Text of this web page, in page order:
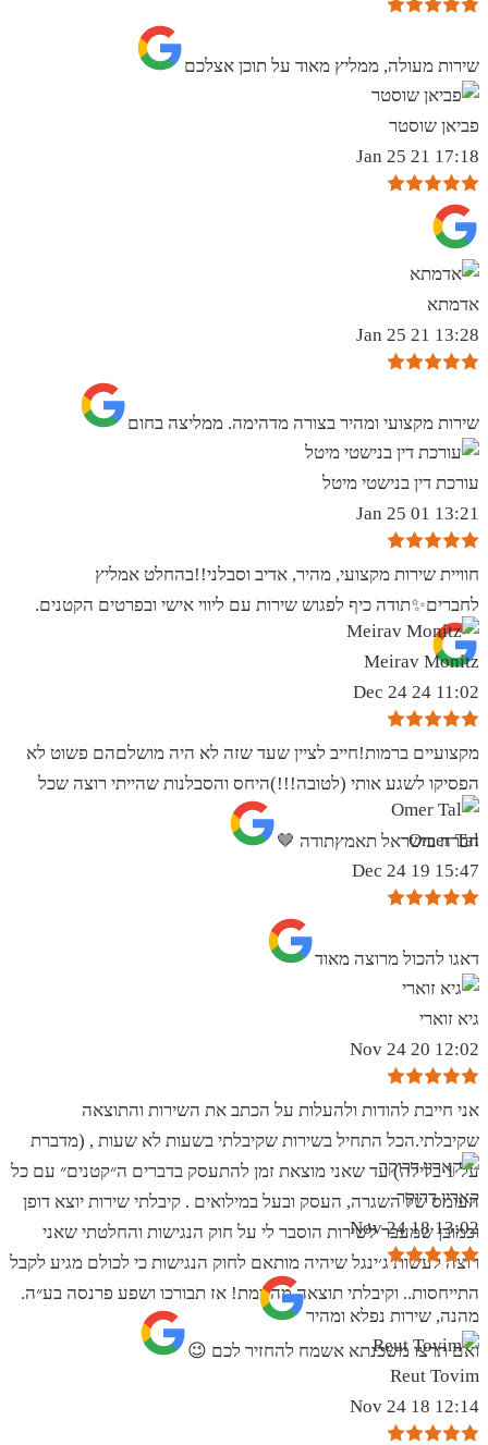
שירות מעולה, ממליץ מאוד על תוכן אצלכם
פביאן שוסטר
17:18 21 Jan 25
אדמתא
13:28 21 Jan 25
שירות מקצועי ומהיר בצורה מדהימה. ממליצה בחום
עורכת דין בנישטי מיטל
13:21 01 Jan 25
חוויית שירות מקצועי, מהיר, אדיב וסבלני!!בהחלט אמליץ
לחברים✨️תודה כיף לפגוש שירות עם ליווי אישי ובפרטים הקטנים.
Meirav Monitz
11:02 24 Dec 24
מקצועיים ברמות!חייב לציין שעד שזה לא היה מושלםהם פשוט לא
הפסיקו לשגע אותי (לטובה!!!)היחס והסבלנות שהייתי רוצה שכל
חברה בישראל תאמץתודה 🤎
Omer Tal
15:47 19 Dec 24
‏דאגו להכול מרוצה מאוד
גיא זוארי
12:02 20 Nov 24
אני חייבת להודות ולהעלות על הכתב את השירות והתוצאה
שקיבלתי.הכל התחיל בשירות שקיבלתי בשעות לא שעות , (מדברת
על 1 בלילה) עד שאני מוצאת זמן להתעסק בדברים ה״קטנים״ עם כל
העומס של השגרה, העסק ובעל במילואים . קיבלתי שירות יוצא דופן
וכמובן שמעבר לשירות הוסבר לי על חוק הנגישות והחלטתי שאני
רוצה לעשות ג׳ינגל שיהיה מותאם לחוק הנגישות כי לכולם מגיע לקבל
התייחסות.. וקיבלתי תוצאה מהממת! אז תבורכו ושפע פרנסה בע״ה.
ואם תרצו משכנתא אשמח להחזיר לכם 😉
קארין דרוקר
13:02 18 Nov 24
מהנה, שירות נפלא ומהיר
Reut Tovim
12:14 18 Nov 24